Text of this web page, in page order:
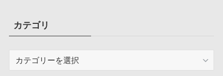
ブカテゴリ